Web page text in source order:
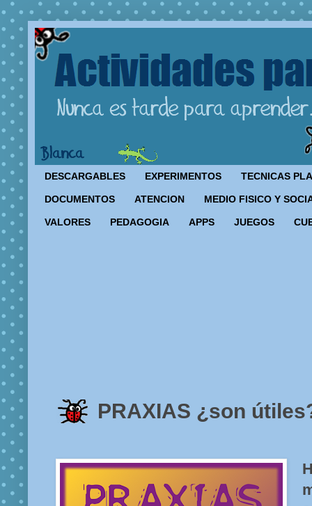
DESCARGABLES EXPERIMENTOS TECNICAS
DOCUMENTOS ATENCION MEDIO FISICO Y
VALORES PEDAGOGIA APPS JUEGOS
PRAXIAS ¿son